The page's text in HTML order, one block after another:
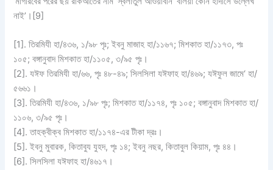
নাই’।[9]
[1]. তিরমিযী হা/৪৩৬, ১/৯৮ পৃঃ; ইবনু মাজাহ হা/১১৬৭; মিশকাত হা/১১৭৩, পঃ
১০৫; বঙ্গানুবাদ মিশকাত হা/১১০৫, ৩/৯৫ পৃঃ।
[2]. যঈফ তিরমিযী হা/৬৬, পৃঃ ৪৮-৪৯; সিলসিলা যঈফাহ হা/৪৬৯; যঈফুল জামে‘ হা/
৫৬৬১।
[3]. তিরমিযী হা/৪৩৬, ১/৯৮ পৃঃ; মিশকাত হা/১১৭৪, পৃঃ ১০৫; বঙ্গানুবাদ মিশকাত হা/
১১০৬, ৩/৯৫ পৃঃ।
[4]. তাহক্বীক্ব মিশকাত হা/১১৭৪-এর টীকা দ্রঃ।
[5]. ইবনু মুবারক, কিতাবুয যুহদ, পৃঃ ১৪; ইবনু নছর, কিতাবুল কিয়াম, পৃঃ ৪৪।
[6]. সিলসিলা যঈফাহ হা/৪৬১৭।